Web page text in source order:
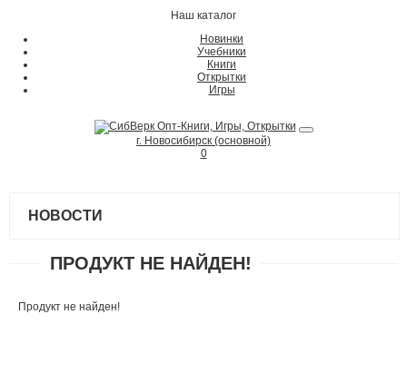
Наш каталог
Новинки
Учебники
Книги
Открытки
Игры
г. Новосибирск (основной)
0
НОВОСТИ
ПРОДУКТ НЕ НАЙДЕН!
Продукт не найден!